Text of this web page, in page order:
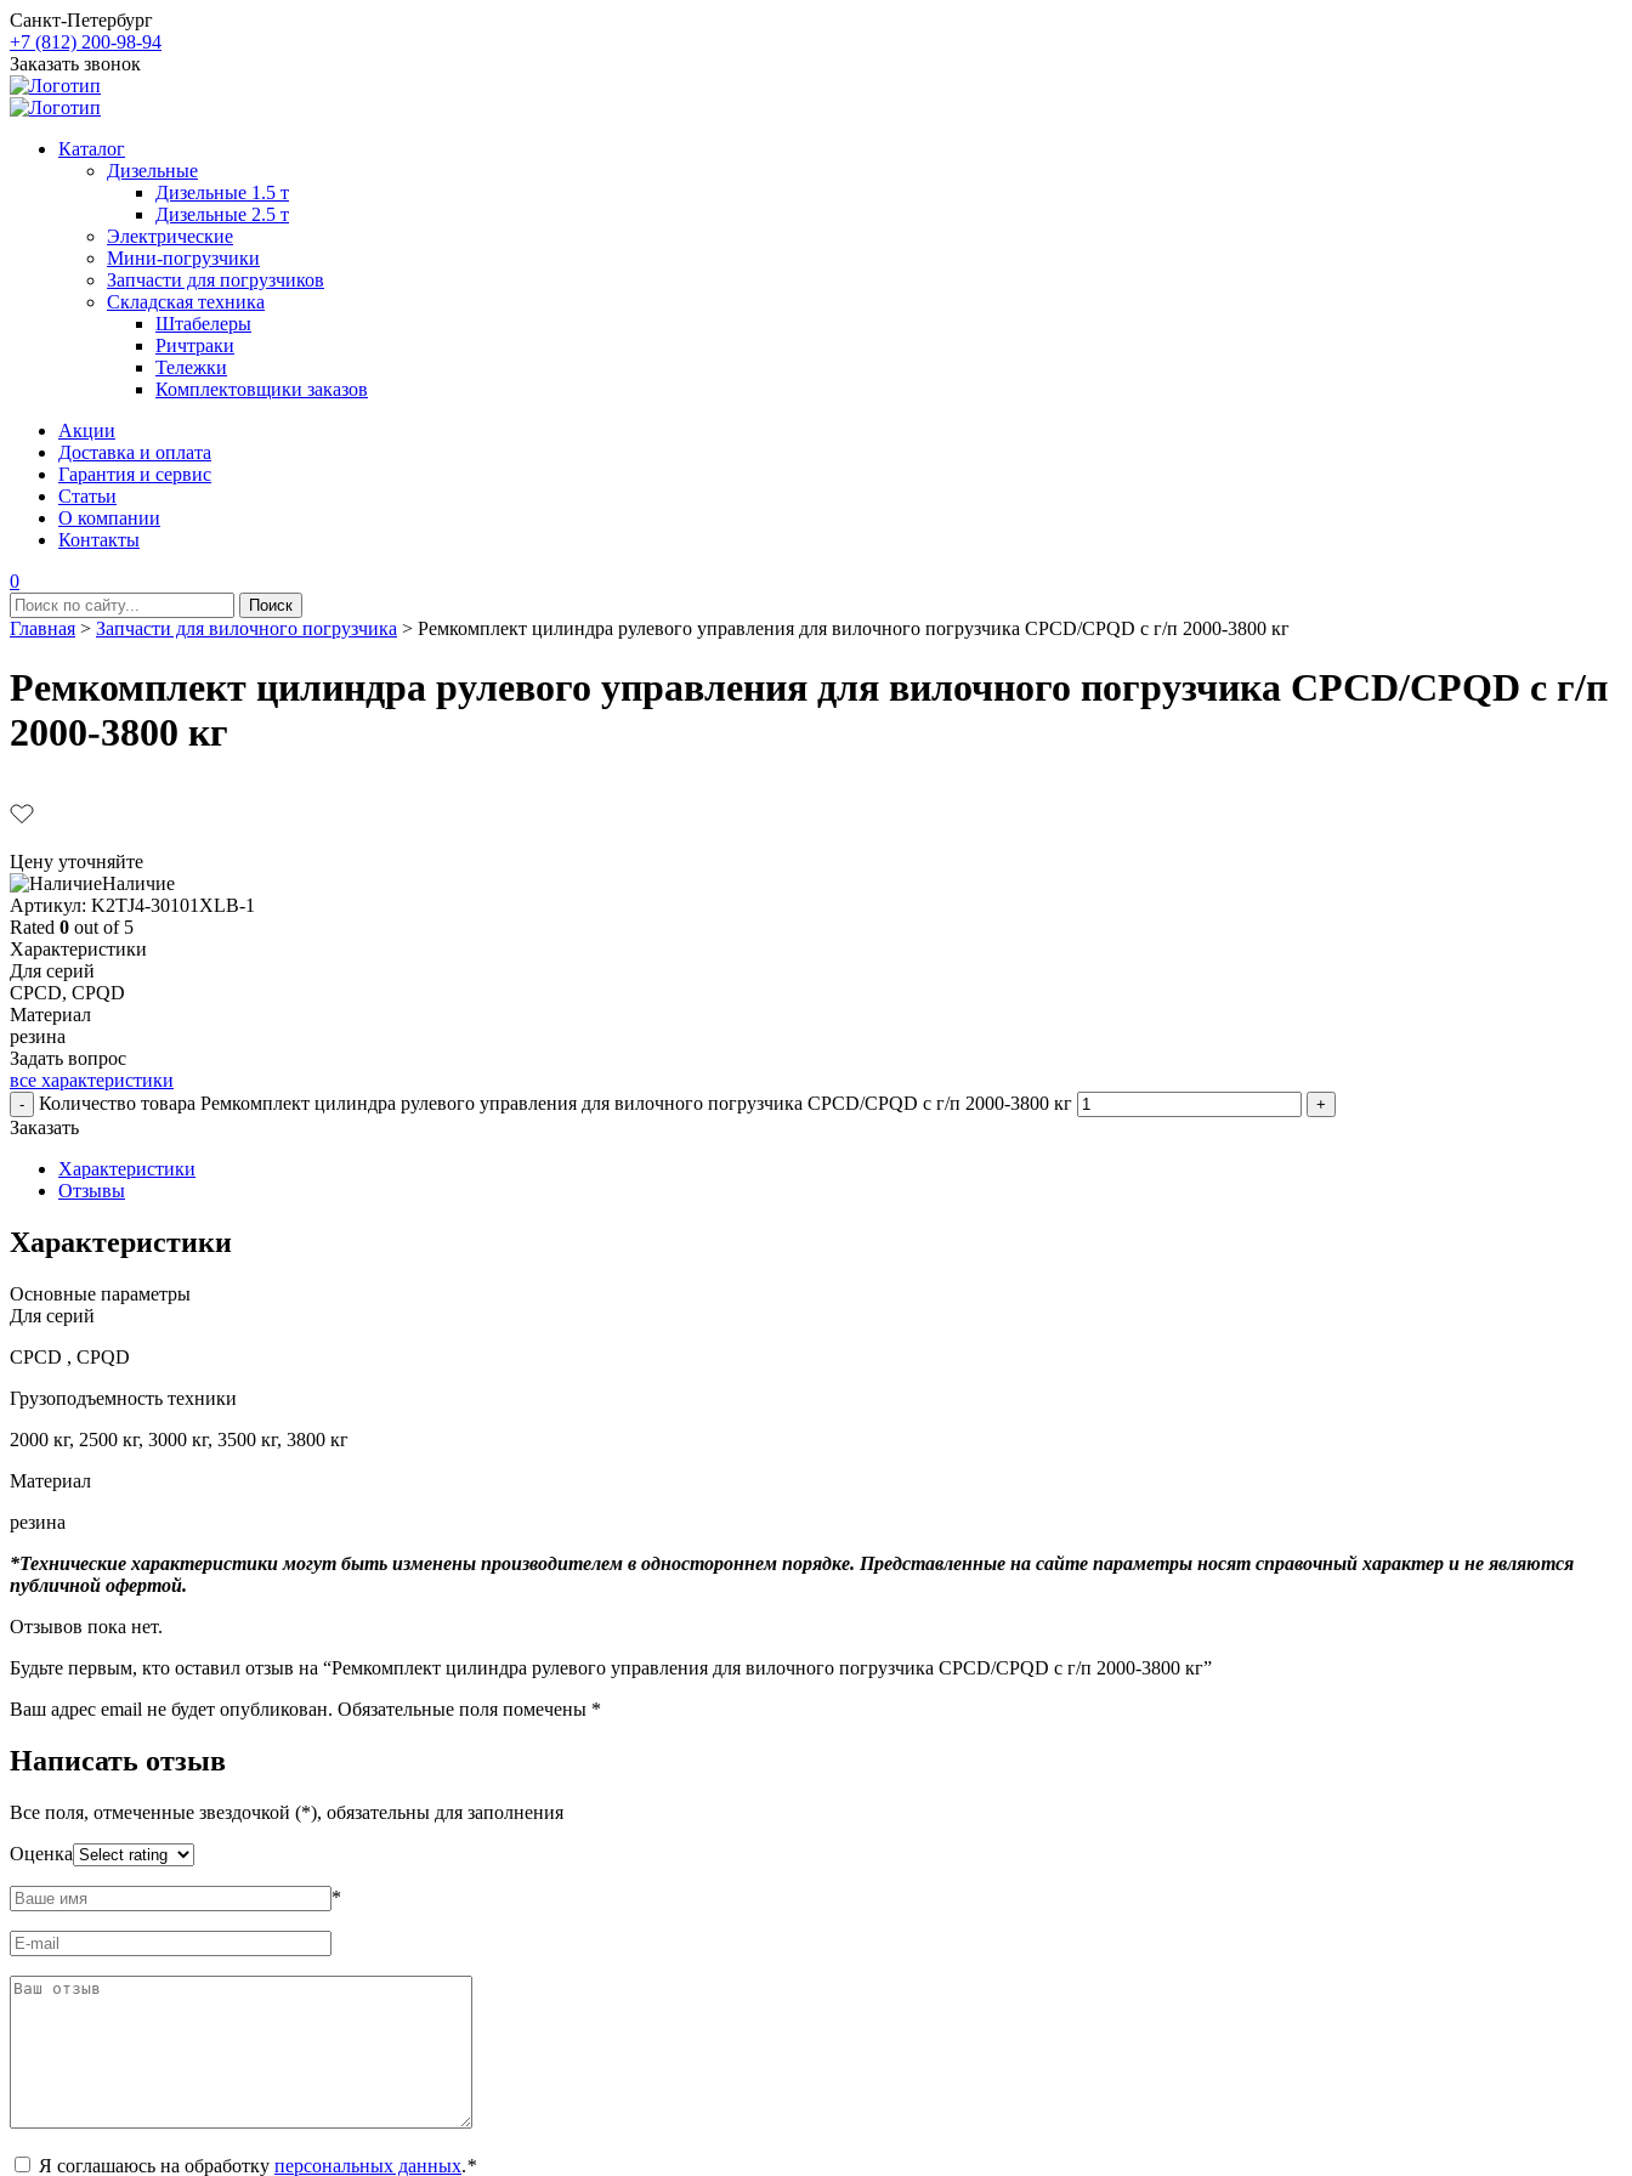
Санкт-Петербург
+7 (812) 200-98-94
Заказать звонок
Каталог
Дизельные
Дизельные 1.5 т
Дизельные 2.5 т
Электрические
Мини-погрузчики
Запчасти для погрузчиков
Складская техника
Штабелеры
Ричтраки
Тележки
Комплектовщики заказов
Акции
Доставка и оплата
Гарантия и сервис
Статьи
О компании
Контакты
0
Главная > Запчасти для вилочного погрузчика > Ремкомплект цилиндра рулевого управления для вилочного погрузчика CPCD/CPQD с г/п 2000-3800 кг
Ремкомплект цилиндра рулевого управления для вилочного погрузчика CPCD/CPQD с г/п
2000-3800 кг
Цену уточняйте
Наличие
Aртикул: K2TJ4-30101XLB-1
Rated 0 out of 5
Характеристики
Для серий
CPCD, CPQD
Материал
резина
Задать вопрос
все характеристики
- Количество товара Ремкомплект цилиндра рулевого управления для вилочного погрузчика CPCD/CPQD с г/п 2000-3800 кг +
Заказать
Характеристики
Отзывы
Характеристики
Основные параметры
Для серий
CPCD , CPQD
Грузоподъемность техники
2000 кг, 2500 кг, 3000 кг, 3500 кг, 3800 кг
Материал
резина
*Технические характеристики могут быть изменены производителем в одностороннем порядке. Представленные на сайте параметры носят справочный характер и не являются
публичной офертой.
Отзывов пока нет.
Будьте первым, кто оставил отзыв на “Ремкомплект цилиндра рулевого управления для вилочного погрузчика CPCD/CPQD с г/п 2000-3800 кг”
Ваш адрес email не будет опубликован. Обязательные поля помечены *
Написать отзыв
Все поля, отмеченные звездочкой (*), обязательны для заполнения
Оценка
*
Я соглашаюсь на обработку персональных данных.*